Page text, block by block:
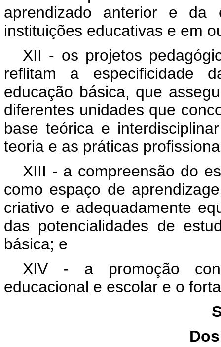
aprendizado anterior e da
instituições educativas e em
XII - os projetos
reflitam a especificidade
educação básica, que
diferentes unidades que
base teórica e
teoria e as práticas
XIII - a compreensão do
como espaço de
criativo e adequadamente
das potencialidades de
básica; e
XIV - a promoção
educacional e escolar e o